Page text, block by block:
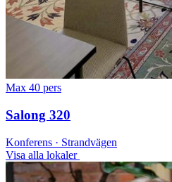
Max 40 pers
Salong 320
Konferens · Strandvägen
Visa alla lokaler